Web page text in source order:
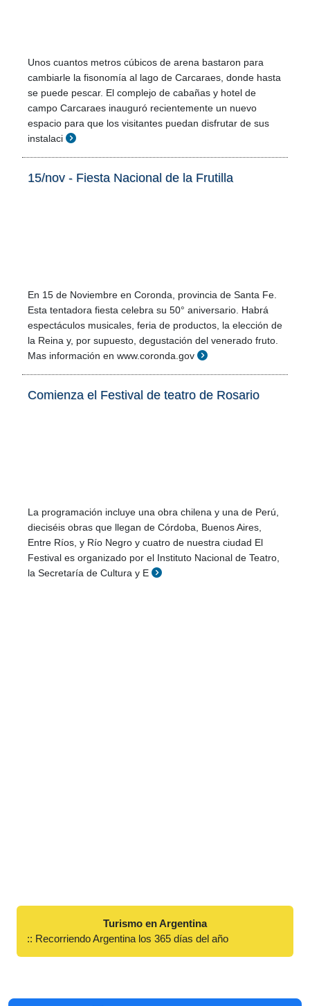
Unos cuantos metros cúbicos de arena bastaron para
cambiarle la fisonomía al lago de Carcaraes, donde hasta
se puede pescar. El complejo de cabañas y hotel de
campo Carcaraes inauguró recientemente un nuevo
espacio para que los visitantes puedan disfrutar de sus
instalaci
15/nov - Fiesta Nacional de la Frutilla
En 15 de Noviembre en Coronda, provincia de Santa Fe.
Esta tentadora fiesta celebra su 50° aniversario. Habrá
espectáculos musicales, feria de productos, la elección de
la Reina y, por supuesto, degustación del venerado fruto.
Mas información en www.coronda.gov
Comienza el Festival de teatro de Rosario
La programación incluye una obra chilena y una de Perú,
dieciséis obras que llegan de Córdoba, Buenos Aires,
Entre Ríos, y Río Negro y cuatro de nuestra ciudad El
Festival es organizado por el Instituto Nacional de Teatro,
la Secretaría de Cultura y E
Turismo en Argentina
:: Recorriendo Argentina los 365 días del año